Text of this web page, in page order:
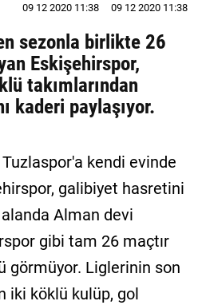
09 12 2020 11:38
09 12 2020 11:38
sezonla birlikte 26
Eskişehirspor,
takımlarından
kaderi paylaşıyor.
kendi evinde
galibiyet hasretini
alanda Alman devi
gibi tam 26 maçtır
görmüyor. Liglerinin son
iki köklü kulüp, gol